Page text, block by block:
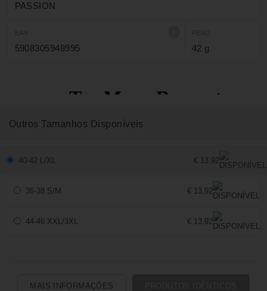
PASSION
5908305948995 42 g
Outros Tamanhos Disponíveis
40-42 L/XL € 13,92
36-38 S/M € 13,92
44-46 XXL/3XL € 13,92
MAIS INFORMAÇÕES